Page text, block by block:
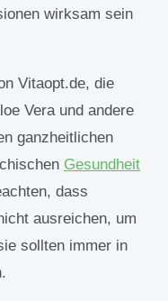
wirksam sein
Vitaopt.de, die
Vera und andere
ganzheitlichen
Gesundheit
dass
ausreichen, um
sollten immer in